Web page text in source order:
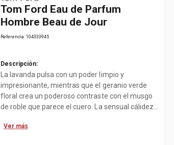
Tom Ford Eau de Parfum
Hombre Beau de Jour
Referencia: 104333945
Descripción:
La lavanda pulsa con un poder limpio y
impresionante, mientras que el geranio verde
floral crea un poderoso contraste con el musgo
de roble que parece el cuero. La sensual cálidez
la intensidad masculina.
Ver más